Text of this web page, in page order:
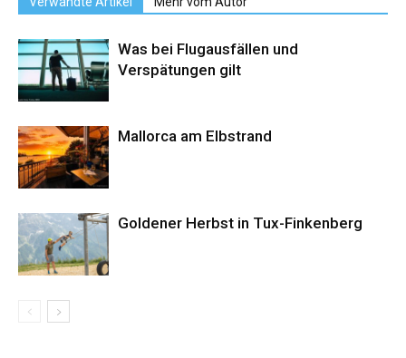
Was bei Flugausfällen und
Verspätungen gilt
Mallorca am Elbstrand
Goldener Herbst in Tux-Finkenberg